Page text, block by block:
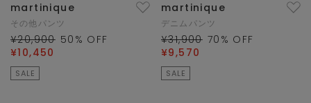
martinique
その他パンツ
¥20,900 50 % OFF
¥10,450
SALE
martinique
デニムパンツ
¥31,900 70 % OFF
¥9,570
SALE